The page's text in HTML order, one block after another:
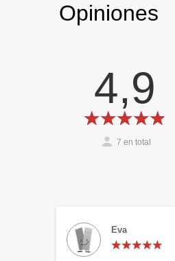
Opiniones
4,9
7 en total
Eva